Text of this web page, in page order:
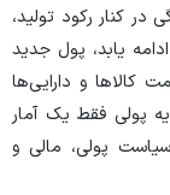
در کنار رکود تولید،
یابد، پول جدید
کالا‌ها و دارایی‌ها
پولی فقط یک آمار
پولی، مالی و